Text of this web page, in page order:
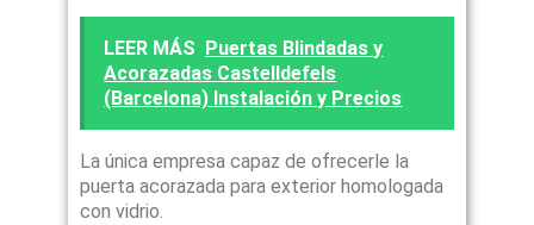
LEER MÁS
Puertas Blindadas y
Acorazadas Castelldefels
(Barcelona) Instalación y Precios
La única empresa capaz de ofrecerle la
puerta acorazada para exterior homologada
con vidrio.